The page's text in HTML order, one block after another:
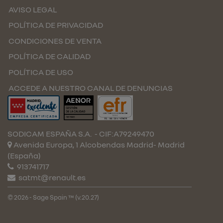
AVISO LEGAL
POLÍTICA DE PRIVACIDAD
CONDICIONES DE VENTA
POLÍTICA DE CALIDAD
POLÍTICA DE USO
ACCEDE A NUESTRO CANAL DE DENUNCIAS
SODICAM ESPAÑA S.A. - CIF:A79249470
Avenida Europa, 1 Alcobendas Madrid- Madrid
(España)
913741717
satmt@renault.es
© 2026 - Sage Spain ™ (v.20.27)